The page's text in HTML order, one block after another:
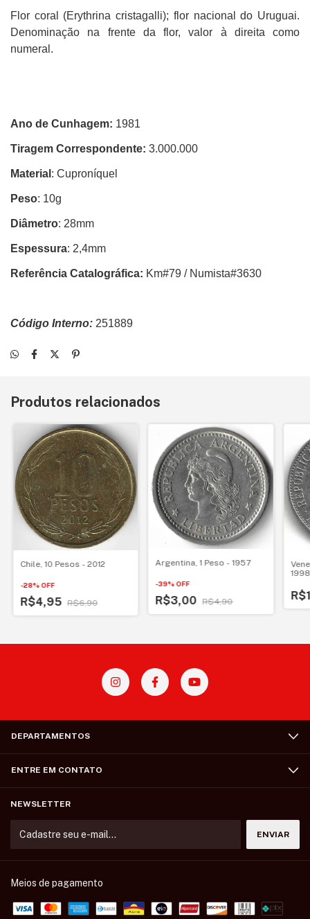
Flor coral (Erythrina cristagalli); flor nacional do Uruguai.
Denominação na frente da flor, valor à direita como
numeral.
Ano de Cunhagem: 1981
Tiragem Correspondente: 3.000.000
Material : Cuproníquel
Peso: 10g
Diâmetro: 28mm
Espessura: 2,4mm
Referência Catalográfica: Km#79 / Numista#3630
Código Interno: 251889
Produtos relacionados
Chile, 10 Pesos - 2012
-28%OFF
R$4,95 R$6,90
Argentina, 1 Peso - 1957
-39%OFF
R$3,00 R$4,90
1998
DEPARTAMENTOS
ENTRE EM CONTATO
NEWSLETTER
Meios de pagamento